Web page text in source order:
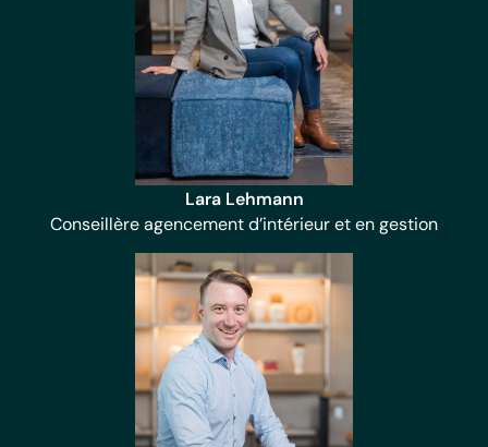
Lara Lehmann
Conseillère agencement d’intérieur et en gestion